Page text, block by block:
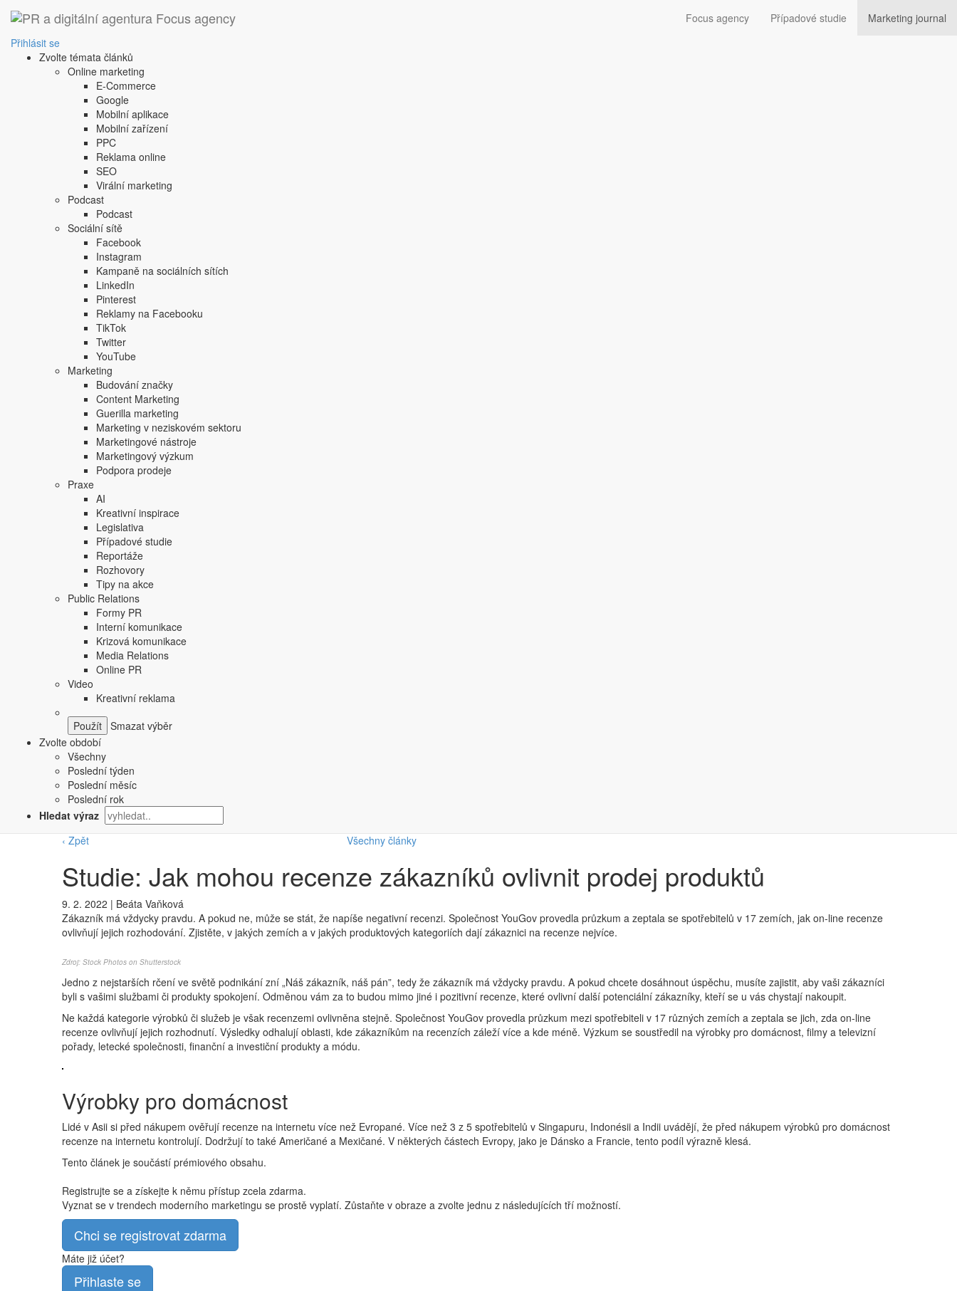
Focus agency Případové studie
Marketing journal
Přihlásit se
Zvolte témata článků
Online marketing
E-Commerce
Google
Mobilní aplikace
Mobilní zařízení
PPC
Reklama online
SEO
Virální marketing
Podcast
Podcast
Sociální sítě
Facebook
Instagram
Kampaně na sociálních sítích
LinkedIn
Pinterest
Reklamy na Facebooku
TikTok
Twitter
YouTube
Marketing
Budování značky
Content Marketing
Guerilla marketing
Marketing v neziskovém sektoru
Marketingové nástroje
Marketingový výzkum
Podpora prodeje
Praxe
AI
Kreativní inspirace
Legislativa
Případové studie
Reportáže
Rozhovory
Tipy na akce
Public Relations
Formy PR
Interní komunikace
Krizová komunikace
Media Relations
Online PR
Video
Kreativní reklama
Smazat výběr
Zvolte období
Všechny
Poslední týden
Poslední měsíc
Poslední rok
Hledat výraz
‹ Zpět
Všechny články
Studie: Jak mohou recenze zákazníků ovlivnit prodej produktů
9. 2. 2022 | Beáta Vaňková
Zákazník má vždycky pravdu. A pokud ne, může se stát, že napíše negativní recenzi. Společnost YouGov provedla průzkum a zeptala se spotřebitelů v 17 zemích, jak on-line recenze
ovlivňují jejich rozhodování. Zjistěte, v jakých zemích a v jakých produktových kategoriích dají zákaznici na recenze nejvíce.
Zdroj: Stock Photos on Shutterstock
Jedno z nejstarších rčení ve světě podnikání zní „Náš zákazník, náš pán”, tedy že zákazník má vždycky pravdu. A pokud chcete dosáhnout úspěchu, musíte zajistit, aby vaši zákazníci
byli s vašimi službami či produkty spokojení. Odměnou vám za to budou mimo jiné i pozitivní recenze, které ovlivní další potenciální zákazníky, kteří se u vás chystají nakoupit.
Ne každá kategorie výrobků či služeb je však recenzemi ovlivněna stejně. Společnost YouGov provedla průzkum mezi spotřebiteli v 17 různých zemích a zeptala se jich, zda on-line
recenze ovlivňují jejich rozhodnutí. Výsledky odhalují oblasti, kde zákazníkům na recenzích záleží více a kde méně. Výzkum se soustředil na výrobky pro domácnost, filmy a televizní
pořady, letecké společnosti, finanční a investiční produkty a módu.
Výrobky pro domácnost
Lidé v Asii si před nákupem ověřují recenze na internetu více než Evropané. Více než 3 z 5 spotřebitelů v Singapuru, Indonésii a Indii uvádějí, že před nákupem výrobků pro domácnost
recenze na internetu kontrolují. Dodržují to také Američané a Mexičané. V některých částech Evropy, jako je Dánsko a Francie, tento podíl výrazně klesá.
Tento článek je součástí prémiového obsahu.
Registrujte se a získejte k němu přístup zcela zdarma.
Vyznat se v trendech moderního marketingu se prostě vyplatí. Zůstaňte v obraze a zvolte jednu z následujících tří možností.
Chci se registrovat zdarma
Máte již účet?
Přihlaste se